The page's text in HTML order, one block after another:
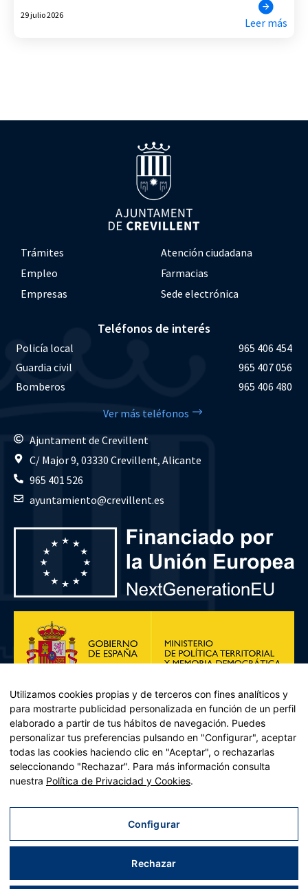
29 julio 2026
Leer más
Trámites
Atención ciudadana
Empleo
Farmacias
Empresas
Sede electrónica
Teléfonos de interés
Policía local
965 406 454
Guardia civil
965 407 056
Bomberos
965 406 480
Ver más teléfonos
Ajuntament de Crevillent
C/ Major 9, 03330 Crevillent, Alicante
965 401 526
ayuntamiento@crevillent.es
Plan de Recuperación, Transformación y Resiliencia – Financiado por
Recuperación y resiliencia, establecido por el Reglamento (UE)
2021/241 del Parlamento Europeo y del Consejo, de 12 de febrero
Aviso legal|Política de privacidad|Política de cookies|Accesibilidad|Mapa web
Utilizamos cookies propias y de terceros con fines analíticos y
para mostrarte publicidad personalizada en función de un perfil
elaborado a partir de tus hábitos de navegación. Puedes
personalizar tus preferencias pulsando en "Configurar", aceptar
todas las cookies haciendo clic en "Aceptar", o rechazarlas
seleccionando "Rechazar". Para más información consulta
nuestra Política de Privacidad y Cookies.
Configurar
Rechazar